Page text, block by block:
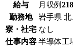
給与 月収例
勤務地
岩手県
寮・社宅 なし
仕事内容 半導体工